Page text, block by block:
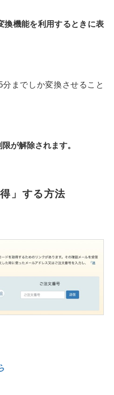
換機能を利用するときに表
分までしか変換させること
が解除されます。
」する方法